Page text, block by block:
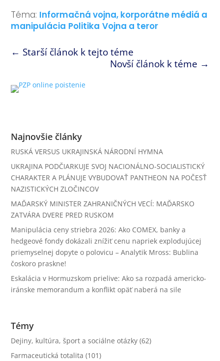
Téma: Informačná vojna, korporátne médiá a
manipulácia Politika Vojna a teror
← Starší článok k tejto téme
Novší článok k téme →
Najnovšie články
RUSKÁ VERSUS UKRAJINSKÁ NÁRODNÍ HYMNA
UKRAJINA PODČIARKUJE SVOJ NACIONÁLNO-SOCIALISTICKÝ
CHARAKTER A PLÁNUJE VYBUDOVAŤ PANTHEON NA POČESŤ
NAZISTICKÝCH ZLOČINCOV
MAĎARSKÝ MINISTER ZAHRANIČNÝCH VECÍ: MAĎARSKO
ZATVÁRA DVERE PRED RUSKOM
Manipulácia ceny striebra 2026: Ako COMEX, banky a
hedgeové fondy dokázali znížiť cenu napriek explodujúcej
priemyselnej dopyte o polovicu – Analytik Mross: Bublina
čoskoro praskne!
Eskalácia v Hormuzskom prielive: Ako sa rozpadá americko-
iránske memorandum a konflikt opäť naberá na sile
Témy
Dejiny, kultúra, šport a sociálne otázky (62)
Farmaceutická totalita (101)